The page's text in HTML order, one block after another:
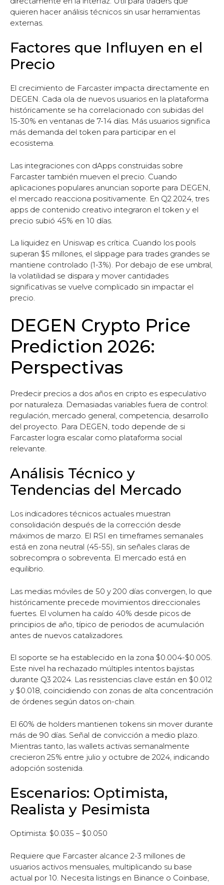
quieren hacer análisis técnicos sin usar herramientas
externas.
Factores que Influyen en el
Precio
El crecimiento de Farcaster impacta directamente en
DEGEN. Cada ola de nuevos usuarios en la plataforma
históricamente se ha correlacionado con subidas del
15-30% en ventanas de 7-14 días. Más usuarios significa
más demanda del token para participar en el
ecosistema.
Las integraciones con dApps construidas sobre
Farcaster también mueven el precio. Cuando
aplicaciones populares anuncian soporte para DEGEN,
el mercado reacciona positivamente. En Q2 2024, tres
apps de contenido creativo integraron el token y el
precio subió 45% en 10 días.
La liquidez en Uniswap es crítica. Cuando los pools
superan $5 millones, el slippage para trades grandes se
mantiene controlado (1-3%). Por debajo de ese umbral,
la volatilidad se dispara y mover cantidades
significativas se vuelve complicado sin impactar el
precio.
DEGEN Crypto Price
Prediction 2026:
Perspectivas
Predecir precios a dos años en cripto es especulativo
por naturaleza. Demasiadas variables fuera de control:
regulación, mercado general, competencia, desarrollo
del proyecto. Para DEGEN, todo depende de si
Farcaster logra escalar como plataforma social
relevante.
Análisis Técnico y
Tendencias del Mercado
Los indicadores técnicos actuales muestran
consolidación después de la corrección desde
máximos de marzo. El RSI en timeframes semanales
está en zona neutral (45-55), sin señales claras de
sobrecompra o sobreventa. El mercado está en
equilibrio.
Las medias móviles de 50 y 200 días convergen, lo que
históricamente precede movimientos direccionales
fuertes. El volumen ha caído 40% desde picos de
principios de año, típico de periodos de acumulación
antes de nuevos catalizadores.
El soporte se ha establecido en la zona $0.004-$0.005.
Este nivel ha rechazado múltiples intentos bajistas
durante Q3 2024. Las resistencias clave están en $0.012
y $0.018, coincidiendo con zonas de alta concentración
de órdenes según datos on-chain.
El 60% de holders mantienen tokens sin mover durante
más de 90 días. Señal de convicción a medio plazo.
Mientras tanto, las wallets activas semanalmente
crecieron 25% entre julio y octubre de 2024, indicando
adopción sostenida.
Escenarios: Optimista,
Realista y Pesimista
Optimista: $0.035 – $0.050
Requiere que Farcaster alcance 2-3 millones de
usuarios activos mensuales, multiplicando su base
actual por 10. Necesita listings en Binance o Coinbase,